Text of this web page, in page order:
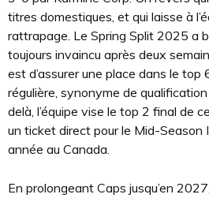
titres domestiques, et qui laisse à
rattrapage. Le Spring Split 2025 a
toujours invaincu après deux
est d’assurer une place dans le top
régulière, synonyme de
delà, l’équipe vise le top 2 final de
un ticket direct pour le Mid-
année au Canada.
En prolongeant Caps jusqu’en